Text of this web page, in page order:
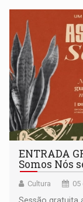
ENTRADA
Somos Nós
Cultura 05